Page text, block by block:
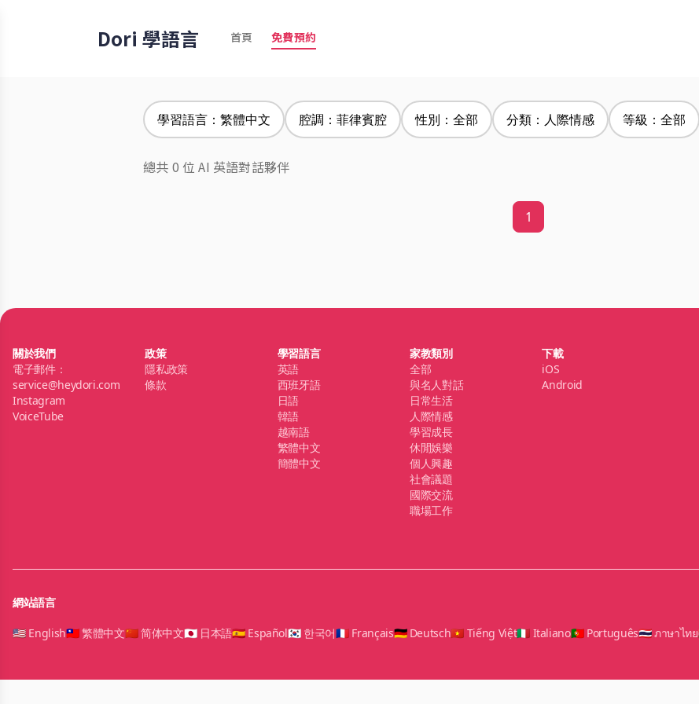
Dori 學語言 首頁 免費預約
學習語言：繁體中文 腔調：菲律賓腔 性別：全部 分類：人際情感 等級：全部
總共 0 位 AI 英語對話夥伴
1
關於我們
電子郵件：
service@heydori.com
Instagram
VoiceTube
政策
隱私政策
條款
學習語言
英語
西班牙語
日語
韓語
越南語
繁體中文
簡體中文
家教類別
全部
與名人對話
日常生活
人際情感
學習成長
休閒娛樂
個人興趣
社會議題
國際交流
職場工作
下載
iOS
Android
網站語言
🇺🇸 English🇹🇼 繁體中文🇨🇳 简体中文🇯🇵 日本語🇪🇸 Español🇰🇷 한국어🇫🇷 Français🇩🇪 Deutsch🇻🇳 Tiếng Việt🇮🇹 Italiano🇵🇹 Português🇹🇭 ภาษาไทย